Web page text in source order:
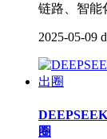
链路、智能
2025-05-09
圈